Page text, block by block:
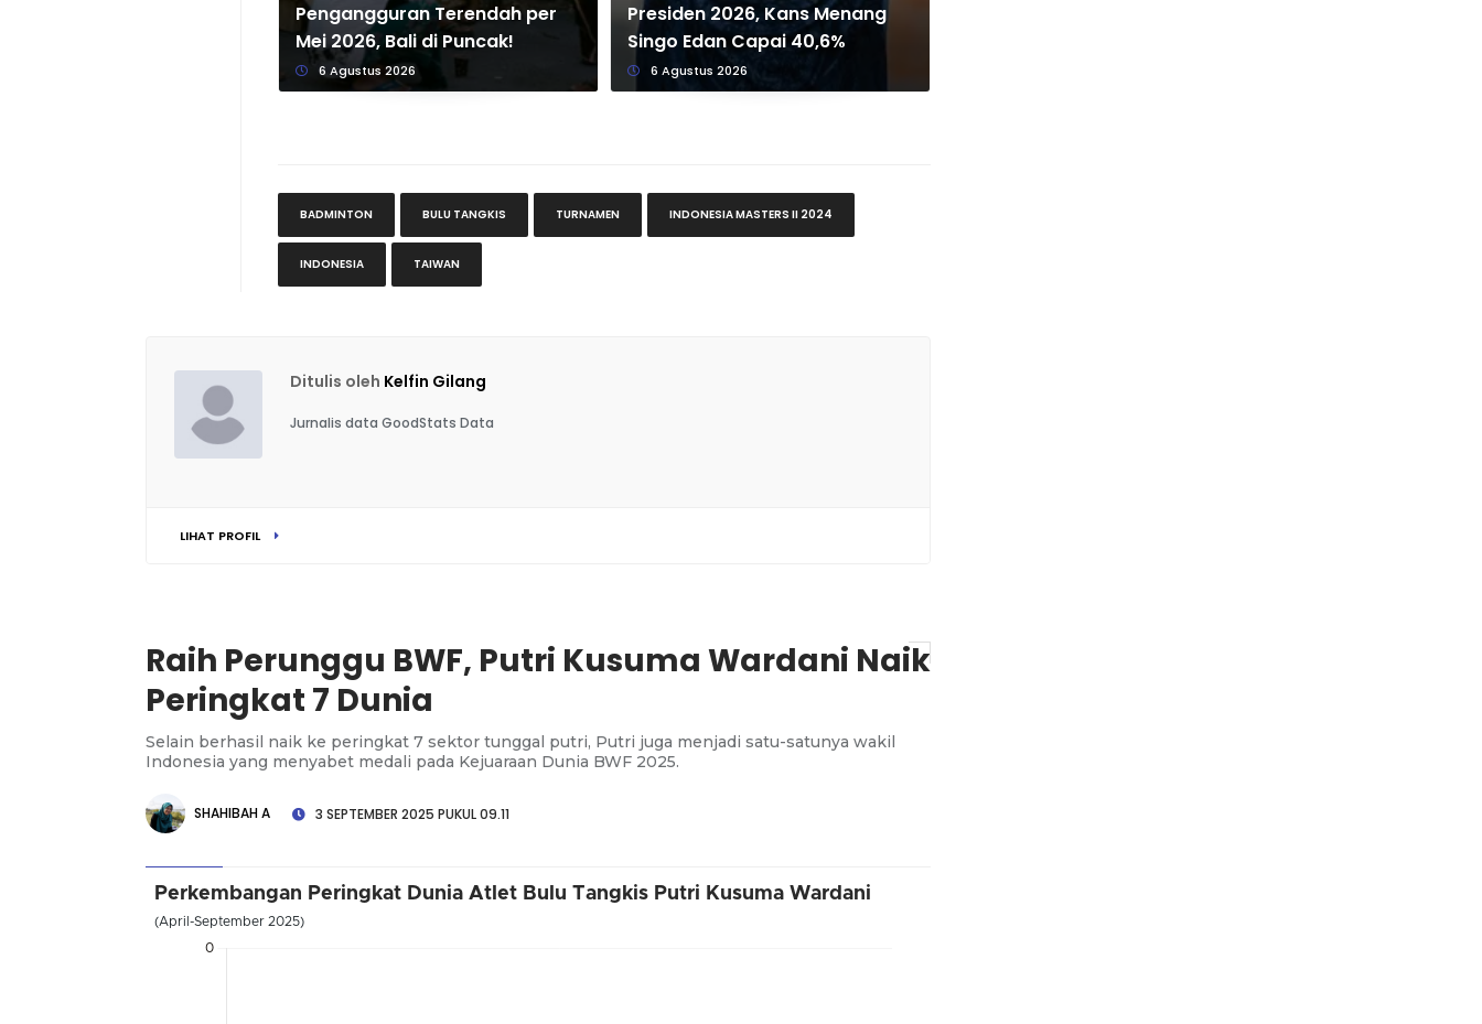
Pengangguran Terendah per
Mei 2026, Bali di Puncak!
6 Agustus 2026
Presiden 2026, Kans Menang
Singo Edan Capai 40,6%
6 Agustus 2026
BADMINTON BULU TANGKIS TURNAMEN INDONESIA MASTERS II 2024
INDONESIA TAIWAN
Ditulis oleh Kelfin Gilang
Jurnalis data GoodStats Data
LIHAT PROFIL
Raih Perunggu BWF, Putri Kusuma Wardani Naik
Peringkat 7 Dunia
Selain berhasil naik ke peringkat 7 sektor tunggal putri, Putri juga menjadi satu-satunya wakil
Indonesia yang menyabet medali pada Kejuaraan Dunia BWF 2025.
SHAHIBAH A 3 SEPTEMBER 2025 PUKUL 09.11
Perkembangan Peringkat Dunia Atlet Bulu Tangkis Putri Kusuma Wardani
(April-September 2025)